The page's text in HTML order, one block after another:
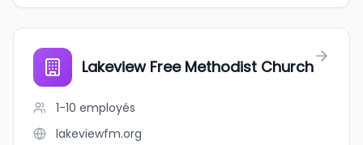
Lakeview Free Methodist Church
1-10 employés
lakeviewfm.org